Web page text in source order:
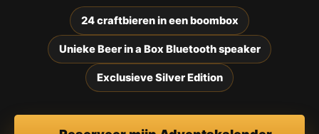
24 craftbieren in een boombox
Unieke Beer in a Box Bluetooth speaker
Exclusieve Silver Edition